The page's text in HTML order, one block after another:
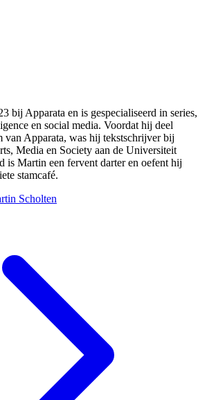
bij Apparata en is gespecialiseerd in series,
en social media. Voordat hij deel
van Apparata, was hij tekstschrijver bij
Media en Society aan de Universiteit
Martin een fervent darter en oefent hij
stamcafé.
Scholten